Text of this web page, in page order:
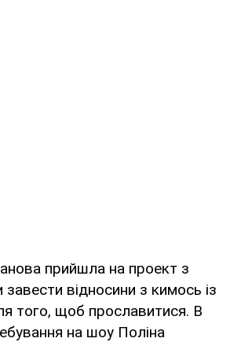
прийшла на проект з
відносини з кимось із
того, щоб прославитися. В
на шоу Поліна